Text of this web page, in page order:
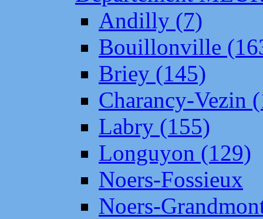
Andilly (7)
Bouillonville
Briey (145)
Charancy-Vezin
Labry (155)
Longuyon (129)
Noers-Fossieux
Noers-